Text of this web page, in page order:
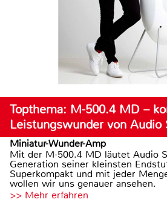
Topthema: M-500.4 MD –
Leistungswunder von Audio
Miniatur-Wunder-Amp
Mit der M-500.4 MD läutet Audio
Generation seiner kleinsten
Superkompakt und mit jeder
wollen wir uns genauer ansehen.
>> Mehr erfahren